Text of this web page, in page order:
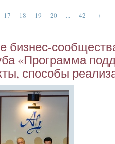
17 18 19 20 ... 42 →
биз­нес-
«Прог­рамма
спо­собы